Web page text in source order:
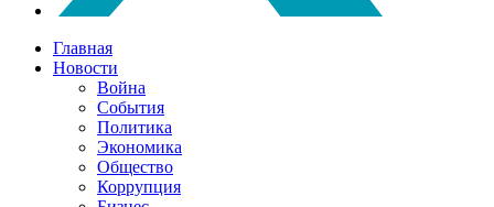
Главная
Новости
Война
События
Политика
Экономика
Общество
Коррупция